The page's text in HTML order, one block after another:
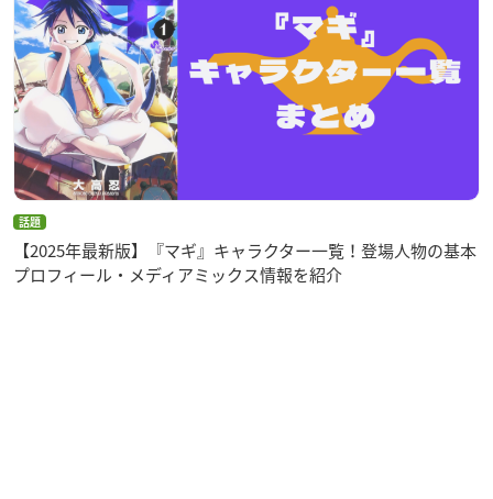
話題
【2025年最新版】『マギ』キャラクター一覧！登場人物の基本
プロフィール・メディアミックス情報を紹介